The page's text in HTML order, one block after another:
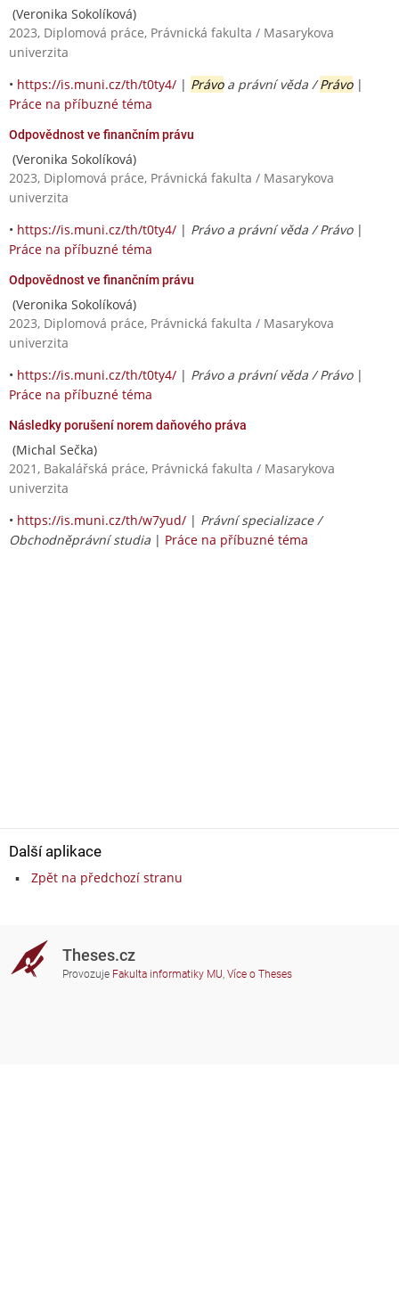
(Veronika Sokolíková)
2023, Diplomová práce, Právnická fakulta / Masarykova
univerzita
• https://is.muni.cz/th/t0ty4/ | Právoa právní věda /Právo|
Práce na příbuzné téma
Odpovědnost ve finančním právu
(Veronika Sokolíková)
2023, Diplomová práce, Právnická fakulta / Masarykova
univerzita
• https://is.muni.cz/th/t0ty4/ | Právo a právní věda / Právo|
Práce na příbuzné téma
Odpovědnost ve finančním právu
(Veronika Sokolíková)
2023, Diplomová práce, Právnická fakulta / Masarykova
univerzita
• https://is.muni.cz/th/t0ty4/ | Právo a právní věda / Právo|
Práce na příbuzné téma
Následky porušení norem daňového práva
(Michal Sečka)
2021, Bakalářská práce, Právnická fakulta / Masarykova
univerzita
• https://is.muni.cz/th/w7yud/ | Právní specializace /
Obchodněprávní studia | Práce na příbuzné téma
Další aplikace
Zpět na předchozí stranu
Theses.cz
Provozuje Fakulta informatiky MU, Více o Theses